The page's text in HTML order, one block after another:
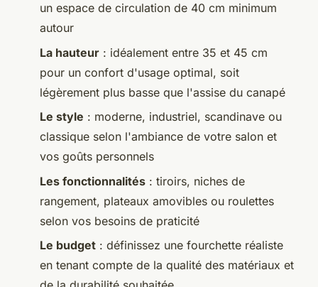
un espace de circulation de 40 cm minimum
autour
La hauteur : idéalement entre 35 et 45 cm
pour un confort d'usage optimal, soit
légèrement plus basse que l'assise du canapé
Le style : moderne, industriel, scandinave ou
classique selon l'ambiance de votre salon et
vos goûts personnels
Les fonctionnalités : tiroirs, niches de
rangement, plateaux amovibles ou roulettes
selon vos besoins de praticité
Le budget : définissez une fourchette réaliste
en tenant compte de la qualité des matériaux et